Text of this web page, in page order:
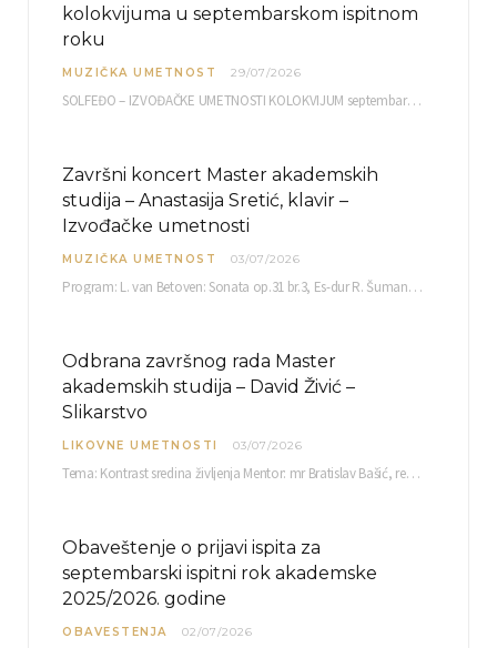
kolokvijuma u septembarskom ispitnom
roku
MUZIČKA UMETNOST 29/07/2026
SOLFEĐO – IZVOĐAČKE UMETNOSTI KOLOKVIJUM septembarski ispitni rok četvrtak, 03.09.2026. uč. br. 12 PISMENI…
Završni koncert Master akademskih
studija – Anastasija Sretić, klavir –
Izvođačke umetnosti
MUZIČKA UMETNOST 03/07/2026
Program: L. van Betoven: Sonata op.31 br.3, Es-dur R. Šuman: Bečki karneval op.26 K. Debisi:…
Odbrana završnog rada Master
akademskih studija – David Živić –
Slikarstvo
LIKOVNE UMETNOSTI 03/07/2026
Tema: Kontrast sredina življenja Mentor: mr Bratislav Bašić, redovni profesor Sreda, 08.07.2026. u…
Obaveštenje o prijavi ispita za
septembarski ispitni rok akademske
2025/2026. godine
OBAVESTENJA 02/07/2026